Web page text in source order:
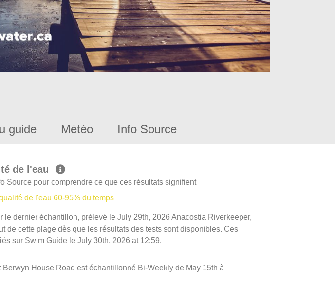
guide Météo Info Source
de l'eau
Source pour comprendre ce que ces résultats signifient
de l'eau 60-95% du temps
le dernier échantillon, prélevé le July 29th, 2026 Anacostia Riverkeeper,
de cette plage dès que les résultats des tests sont disponibles. Ces
sur Swim Guide le July 30th, 2026 at 12:59.
Berwyn House Road est échantillonné Bi-Weekly de May 15th à